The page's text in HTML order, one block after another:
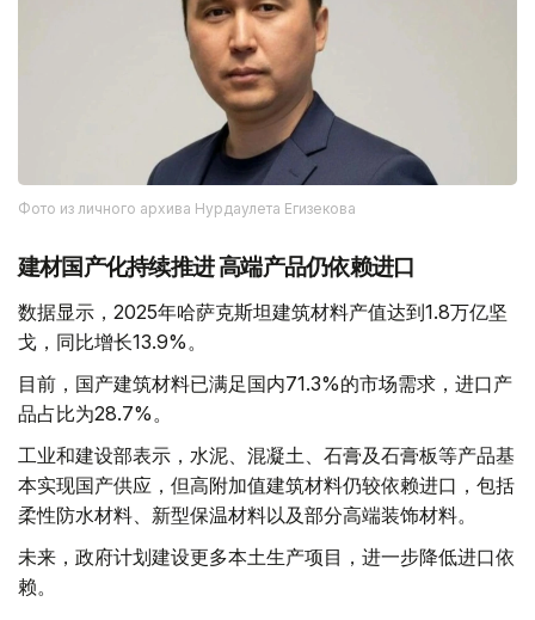
Фото из личного архива Нурдаулета Егизекова
建材国产化持续推进 高端产品仍依赖进口
数据显示，2025年哈萨克斯坦建筑材料产值达到1.8万亿坚
戈，同比增长13.9%。
目前，国产建筑材料已满足国内71.3%的市场需求，进口产
品占比为28.7%。
工业和建设部表示，水泥、混凝土、石膏及石膏板等产品基
本实现国产供应，但高附加值建筑材料仍较依赖进口，包括
柔性防水材料、新型保温材料以及部分高端装饰材料。
未来，政府计划建设更多本土生产项目，进一步降低进口依
赖。